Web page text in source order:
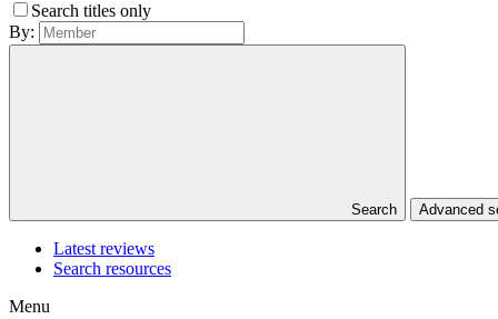
Search titles only
By:
Search Advanced
Latest reviews
Search resources
Menu